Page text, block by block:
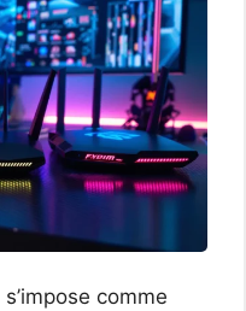
s’impose comme